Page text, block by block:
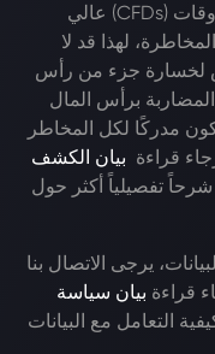
الصرف الأجنبي (الفوركس)، وعقود الفروقات (CFDs) عالي
لهذا قد لا
لخسارة جزء من رأس
برأس المال
مدركًا لكل المخاطر
قراءة بيان الكشف
تفصيلياً أكثر حول
يرجى الاتصال بنا
قراءة بيان سياسة
التعامل مع البيانات